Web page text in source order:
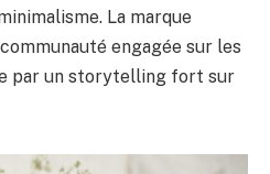
La marque
engagée sur les
par un storytelling fort sur